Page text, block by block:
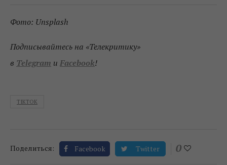
Фото: Unsplash
Подписывайтесь на «Телекритику»
в Telegram и Facebook!
TIKTOK
Поделиться: Facebook Twitter 0